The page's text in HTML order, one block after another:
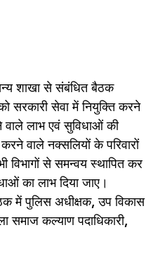
शाखा से संबंधित बैठक
सरकारी सेवा में नियुक्ति करने
वाले लाभ एवं सुविधाओं की
वाले नक्सलियों के परिवारों
से समन्वय स्थापित कर
का लाभ दिया जाए।
में पुलिस अधीक्षक, उप विकास
समाज कल्याण पदाधिकारी,